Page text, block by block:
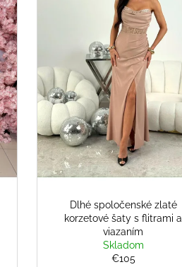
Dlhé spoločenské zlaté
korzetové šaty s flitrami a
viazaním
Skladom
€105